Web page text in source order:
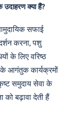
उदाहरण क्या हैं?
सफाई
करना, पशु
के लिए वरिष्ठ
के आगंतुक कार्यक्रमों
समुदाय सेवा के
को बढ़ावा देती हैं